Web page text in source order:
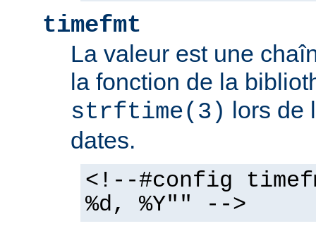
timefmt
La valeur est une
la fonction de la
strftime(3) lors de
dates.
<!--#config
%d, %Y"" -->